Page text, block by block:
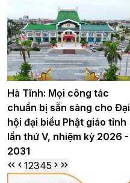
Hà Tĩnh: Mọi công tác
chuẩn bị sẵn sàng cho Đại
hội đại biểu Phật giáo tỉnh
lần thứ V, nhiệm kỳ 2026 -
2031
12345